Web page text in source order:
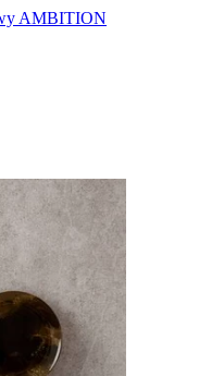
AMBITION